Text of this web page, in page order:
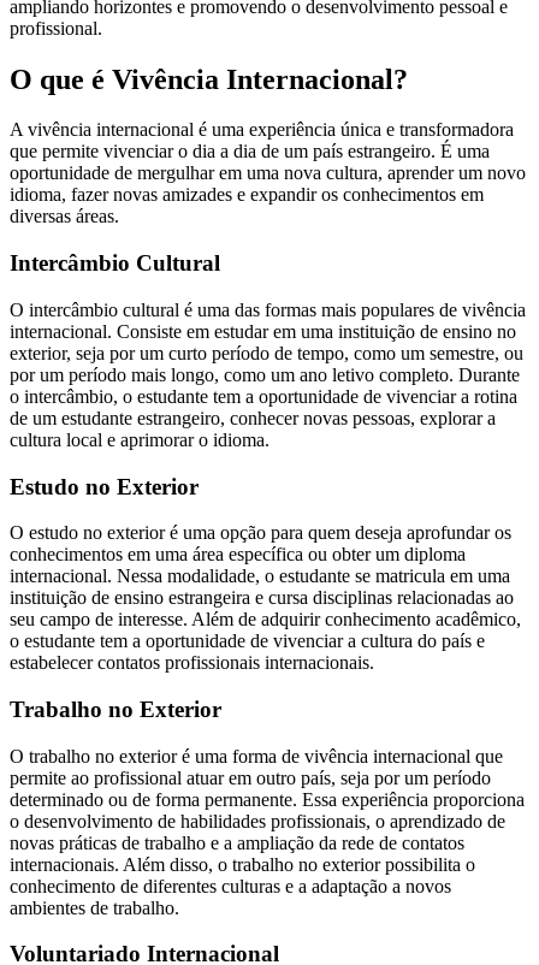
ampliando horizontes e promovendo o desenvolvimento pessoal e
profissional.
O que é Vivência Internacional?
A vivência internacional é uma experiência única e transformadora
que permite vivenciar o dia a dia de um país estrangeiro. É uma
oportunidade de mergulhar em uma nova cultura, aprender um novo
idioma, fazer novas amizades e expandir os conhecimentos em
diversas áreas.
Intercâmbio Cultural
O intercâmbio cultural é uma das formas mais populares de vivência
internacional. Consiste em estudar em uma instituição de ensino no
exterior, seja por um curto período de tempo, como um semestre, ou
por um período mais longo, como um ano letivo completo. Durante
o intercâmbio, o estudante tem a oportunidade de vivenciar a rotina
de um estudante estrangeiro, conhecer novas pessoas, explorar a
cultura local e aprimorar o idioma.
Estudo no Exterior
O estudo no exterior é uma opção para quem deseja aprofundar os
conhecimentos em uma área específica ou obter um diploma
internacional. Nessa modalidade, o estudante se matricula em uma
instituição de ensino estrangeira e cursa disciplinas relacionadas ao
seu campo de interesse. Além de adquirir conhecimento acadêmico,
o estudante tem a oportunidade de vivenciar a cultura do país e
estabelecer contatos profissionais internacionais.
Trabalho no Exterior
O trabalho no exterior é uma forma de vivência internacional que
permite ao profissional atuar em outro país, seja por um período
determinado ou de forma permanente. Essa experiência proporciona
o desenvolvimento de habilidades profissionais, o aprendizado de
novas práticas de trabalho e a ampliação da rede de contatos
internacionais. Além disso, o trabalho no exterior possibilita o
conhecimento de diferentes culturas e a adaptação a novos
ambientes de trabalho.
Voluntariado Internacional